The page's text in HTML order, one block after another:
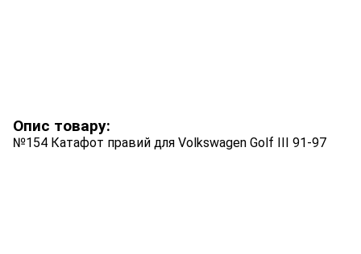
Опис товару:
№154 Катафот правий для Volkswagen Golf III 91-97